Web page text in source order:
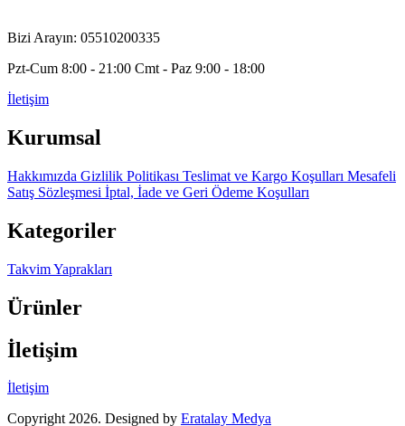
Bizi Arayın: 05510200335
Pzt-Cum 8:00 - 21:00 Cmt - Paz 9:00 - 18:00
İletişim
Kurumsal
Hakkımızda Gizlilik Politikası Teslimat ve Kargo Koşulları Mesafeli
Satış Sözleşmesi İptal, İade ve Geri Ödeme Koşulları
Kategoriler
Takvim Yaprakları
Ürünler
İletişim
İletişim
Copyright 2026. Designed by Eratalay Medya